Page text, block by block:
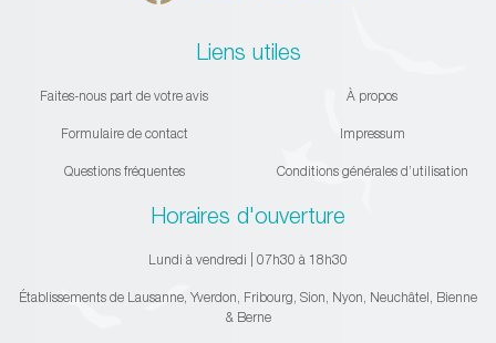
Liens utiles
Faites-nous part de votre avis
Formulaire de contact
Questions fréquentes
À propos
Impressum
Conditions générales d’utilisation
Horaires d'ouverture
Lundi à vendredi | 07h30 à 18h30
Établissements de Lausanne, Yverdon, Fribourg, Sion, Nyon, Neuchâtel, Bienne
& Berne